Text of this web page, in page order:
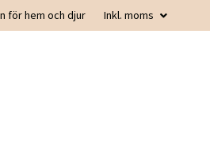
för hem och djur Inkl. moms